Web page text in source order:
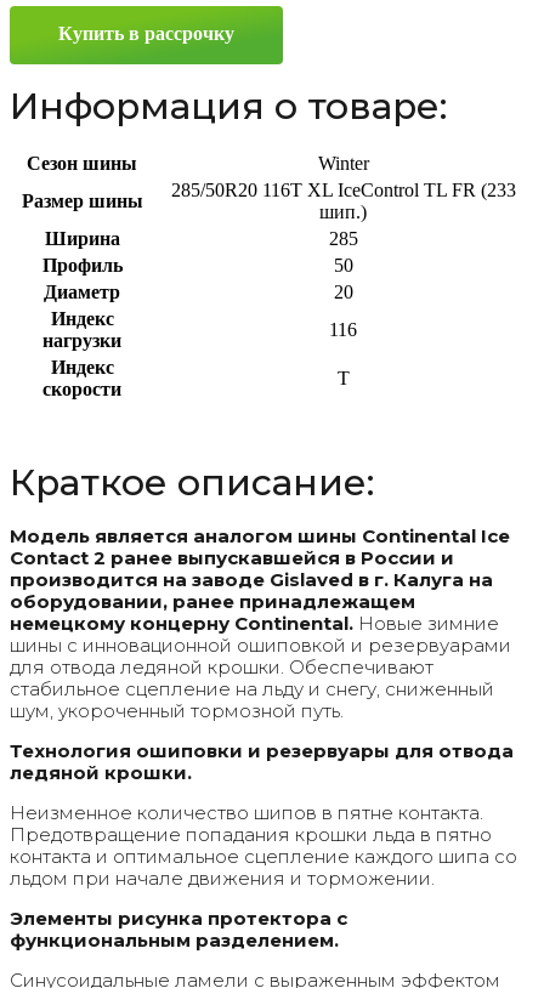
116T
Купить в рассрочку
Информация о товаре:
Сезон шины
Winter
Размер шины
285/50R20 116T XL IceControl TL FR (233
шип.)
Ширина
285
Профиль
50
Диаметр
20
Индекс
нагрузки
116
Индекс
скорости
T
Краткое описание:
Модель является аналогом шины Continental Ice
Contact 2 ранее выпускавшейся в России и
производится на заводе Gislaved в г. Калуга на
оборудовании, ранее принадлежащем
немецкому концерну Continental. Новые зимние
шины с инновационной ошиповкой и резервуарами
для отвода ледяной крошки. Обеспечивают
стабильное сцепление на льду и снегу, сниженный
шум, укороченный тормозной путь.
Технология ошиповки и резервуары для отвода
ледяной крошки.
Неизменное количество шипов в пятне контакта.
Предотвращение попадания крошки льда в пятно
контакта и оптимальное сцепление каждого шипа со
льдом при начале движения и торможении.
Элементы рисунка протектора с
функциональным разделением.
Синусоидальные ламели с выраженным эффектом